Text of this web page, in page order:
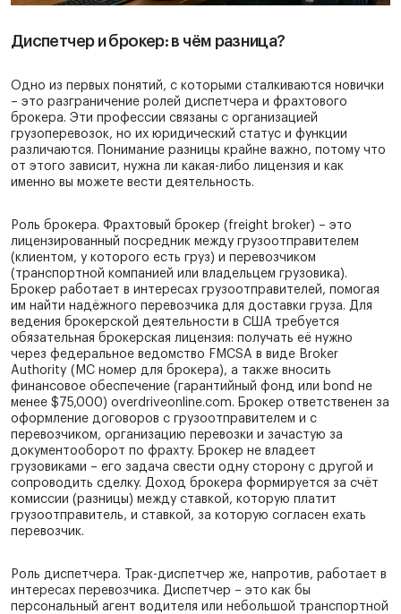
Диспетчер и брокер: в чём разница?
Одно из первых понятий, с которыми сталкиваются новички
– это разграничение ролей диспетчера и фрахтового
брокера. Эти профессии связаны с организацией
грузоперевозок, но их юридический статус и функции
различаются. Понимание разницы крайне важно, потому что
от этого зависит, нужна ли какая-либо лицензия и как
именно вы можете вести деятельность.
Роль брокера. Фрахтовый брокер (freight broker) – это
лицензированный посредник между грузоотправителем
(клиентом, у которого есть груз) и перевозчиком
(транспортной компанией или владельцем грузовика).
Брокер работает в интересах грузоотправителей, помогая
им найти надёжного перевозчика для доставки груза. Для
ведения брокерской деятельности в США требуется
обязательная брокерская лицензия: получать её нужно
через федеральное ведомство FMCSA в виде Broker
Authority (MC номер для брокера), а также вносить
финансовое обеспечение (гарантийный фонд или bond не
менее $75,000) overdriveonline.com. Брокер ответственен за
оформление договоров с грузоотправителем и с
перевозчиком, организацию перевозки и зачастую за
документооборот по фрахту. Брокер не владеет
грузовиками – его задача свести одну сторону с другой и
сопроводить сделку. Доход брокера формируется за счёт
комиссии (разницы) между ставкой, которую платит
грузоотправитель, и ставкой, за которую согласен ехать
перевозчик.
Роль диспетчера. Трак-диспетчер же, напротив, работает в
интересах перевозчика. Диспетчер – это как бы
персональный агент водителя или небольшой транспортной